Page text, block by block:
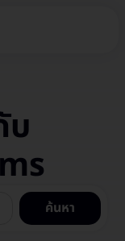
บ
ค้นหา